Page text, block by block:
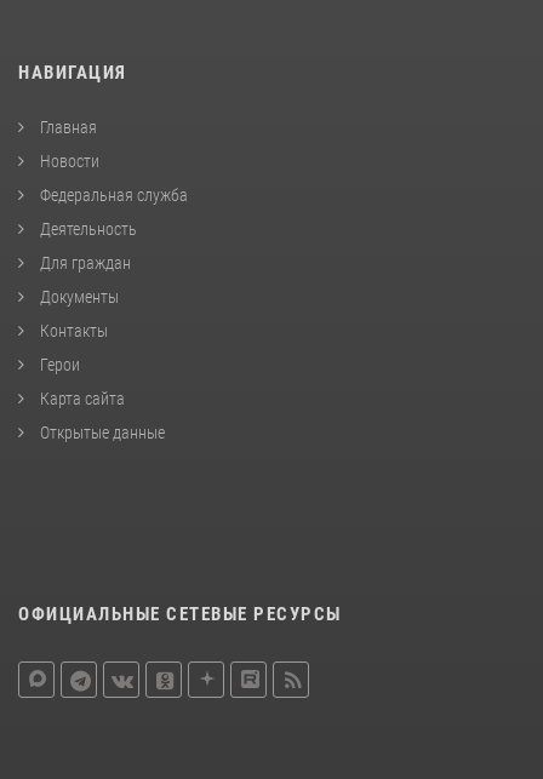
НАВИГАЦИЯ
Главная
Новости
Федеральная служба
Деятельность
Для граждан
Документы
Контакты
Герои
Карта сайта
Открытые данные
ОФИЦИАЛЬНЫЕ СЕТЕВЫЕ РЕСУРСЫ